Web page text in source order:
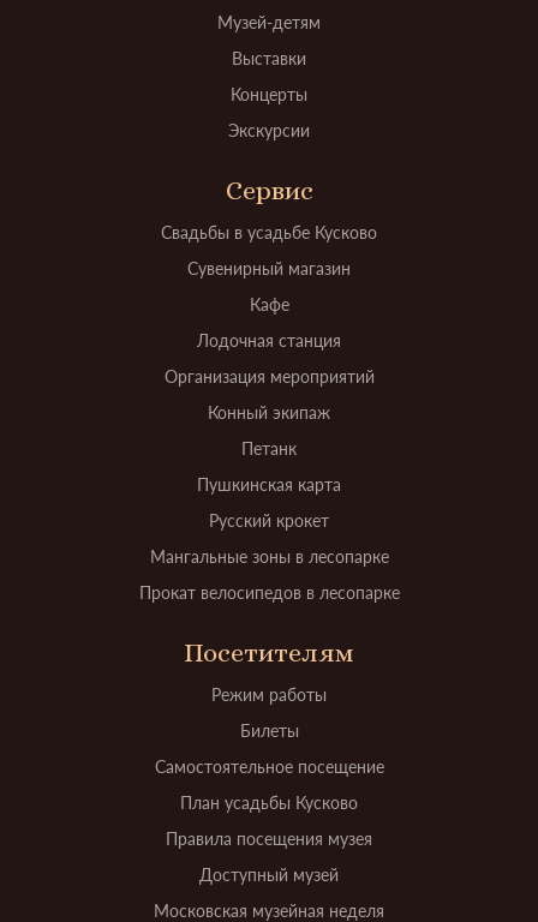
Музей-детям
Выставки
Концерты
Экскурсии
Сервис
Свадьбы в усадьбе Кусково
Сувенирный магазин
Кафе
Лодочная станция
Организация мероприятий
Конный экипаж
Петанк
Пушкинская карта
Русский крокет
Мангальные зоны в лесопарке
Прокат велосипедов в лесопарке
Посетителям
Режим работы
Билеты
Самостоятельное посещение
План усадьбы Кусково
Правила посещения музея
Доступный музей
Московская музейная неделя